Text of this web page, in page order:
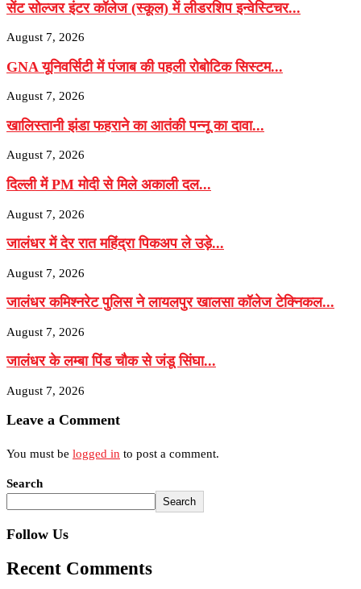
सेंट सोल्जर इंटर कॉलेज (स्कूल) में लीडरशिप इन्वेस्टिचर...
August 7, 2026
GNA यूनिवर्सिटी में पंजाब की पहली रोबोटिक सिस्टम...
August 7, 2026
खालिस्तानी झंडा फहराने का आतंकी पन्नू का दावा...
August 7, 2026
दिल्ली में PM मोदी से मिले अकाली दल...
August 7, 2026
जालंधर में देर रात महिंद्रा पिकअप ले उड़े...
August 7, 2026
जालंधर कमिश्नरेट पुलिस ने लायलपुर खालसा कॉलेज टेक्निकल...
August 7, 2026
जालंधर के लम्बा पिंड चौक से जंडू सिंघा...
August 7, 2026
Leave a Comment
You must be logged in to post a comment.
Search
Search
Follow Us
Recent Comments